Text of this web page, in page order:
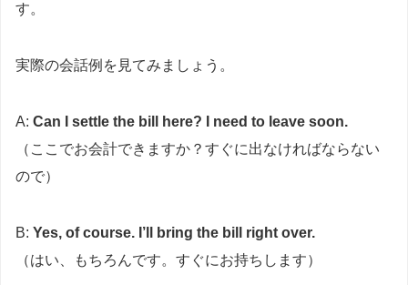
す。
実際の会話例を見てみましょう。
A: Can I settle the bill here? I need to leave soon.
（ここでお会計できますか？すぐに出なければならない
ので）
B: Yes, of course. I’ll bring the bill right over.
（はい、もちろんです。すぐにお持ちします）